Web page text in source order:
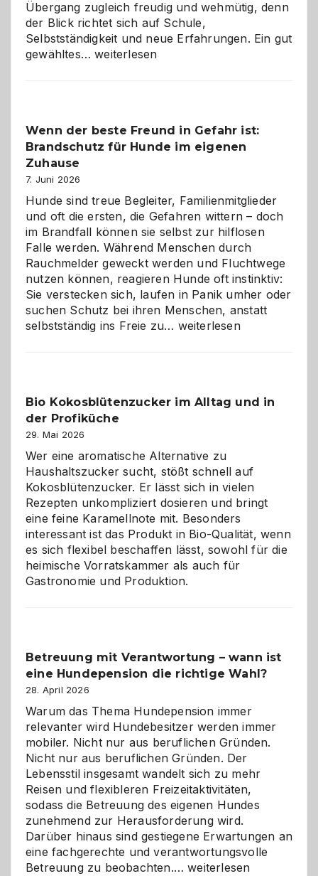
Übergang zugleich freudig und wehmütig, denn
der Blick richtet sich auf Schule,
Selbstständigkeit und neue Erfahrungen. Ein gut
gewähltes…Abschied
und
herzlich
weiterlesen
Wenn der beste Freund in Gefahr ist:
Brandschutz für Hunde im eigenen
Zuhause
7. Juni 2026
Hunde sind treue Begleiter, Familienmitglieder
und oft die ersten, die Gefahren wittern – doch
im Brandfall können sie selbst zur hilflosen
Falle werden. Während Menschen durch
Rauchmelder geweckt werden und Fluchtwege
nutzen können, reagieren Hunde oft instinktiv:
Sie verstecken sich, laufen in Panik umher oder
suchen Schutz bei ihren Menschen, anstatt
selbstständig ins Freie zu… Wenn
Gefahr
für
Hunde
im
eigenen
Zuhause
weiterlesen
Bio Kokosblütenzucker im Alltag und in
der Profiküche
29. Mai 2026
Wer eine aromatische Alternative zu
Haushaltszucker sucht, stößt schnell auf
Kokosblütenzucker. Er lässt sich in vielen
Rezepten unkompliziert dosieren und bringt
eine feine Karamellnote mit. Besonders
interessant ist das Produkt in Bio-Qualität, wenn
es sich flexibel beschaffen lässt, sowohl für die
heimische Vorratskammer als auch für
Gastronomie und Produktion.
Betreuung mit Verantwortung – wann ist
eine Hundepension die richtige Wahl?
28. April 2026
Warum das Thema Hundepension immer
relevanter wird Hundebesitzer werden immer
mobiler. Nicht nur aus beruflichen Gründen.
Nicht nur aus beruflichen Gründen. Der
Lebensstil insgesamt wandelt sich zu mehr
Reisen und flexibleren Freizeitaktivitäten,
sodass die Betreuung des eigenen Hundes
zunehmend zur Herausforderung wird.
Darüber hinaus sind gestiegene Erwartungen an
eine fachgerechte und verantwortungsvolle
Betreuung zu beobachten.…Betreuung
weiterlesen